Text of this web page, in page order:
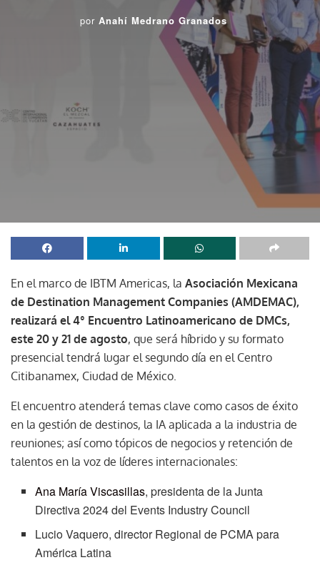
por Anahí Medrano Granados
En el marco de IBTM Americas, la Asociación Mexicana
de Destination Management Companies (AMDEMAC),
realizará el 4° Encuentro Latinoamericano de DMCs,
este 20 y 21 de agosto, que será híbrido y su formato
presencial tendrá lugar el segundo día en el Centro
Citibanamex, Ciudad de México.
El encuentro atenderá temas clave como casos de éxito
en la gestión de destinos, la IA aplicada a la industria de
reuniones; así como tópicos de negocios y retención de
talentos en la voz de líderes internacionales:
Ana María Viscasillas, presidenta de la Junta
Directiva 2024 del Events Industry Council
Lucio Vaquero, director Regional de PCMA para
América Latina